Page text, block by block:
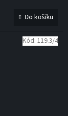
Do košíku
Kód: 119.3/4